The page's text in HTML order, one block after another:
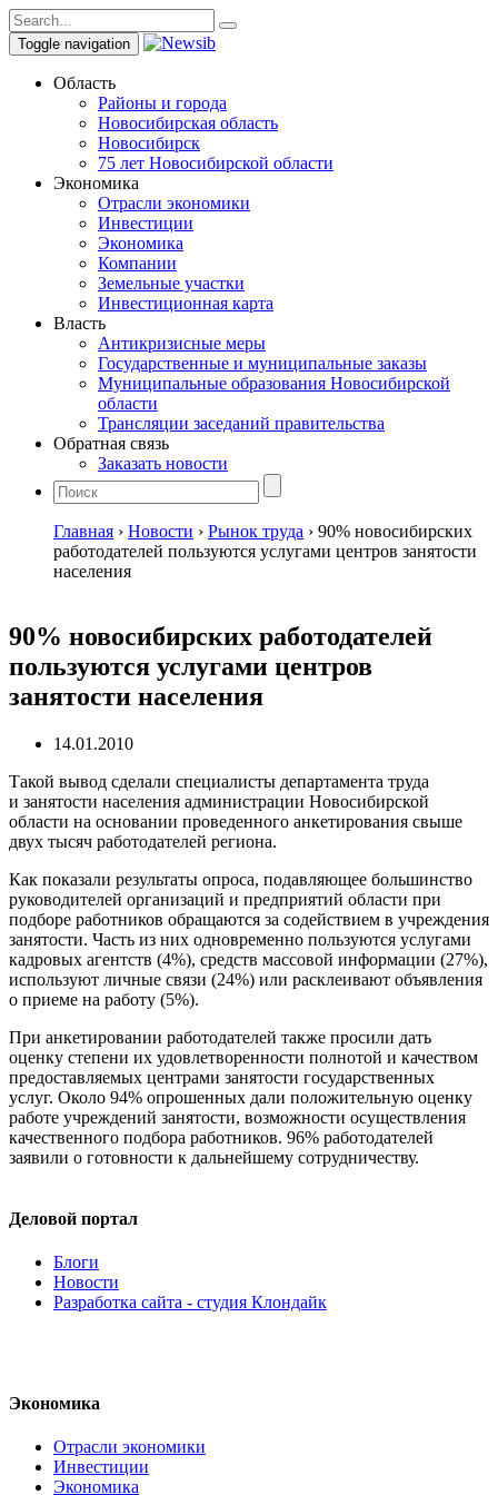
Toggle navigation
Область
Районы и города
Новосибирская область
Новосибирск
75 лет Новосибирской области
Экономика
Отрасли экономики
Инвестиции
Экономика
Компании
Земельные участки
Инвестиционная карта
Власть
Антикризисные меры
Государственные и муниципальные заказы
Муниципальные образования Новосибирской
области
Трансляции заседаний правительства
Обратная связь
Заказать новости
Главная › Новости › Рынок труда › 90% новосибирских
работодателей пользуются услугами центров занятости
населения
90% новосибирских работодателей
пользуются услугами центров
занятости населения
14.01.2010
Такой вывод сделали специалисты департамента труда
и занятости населения администрации Новосибирской
области на основании проведенного анкетирования свыше
двух тысяч работодателей региона.
Как показали результаты опроса, подавляющее большинство
руководителей организаций и предприятий области при
подборе работников обращаются за содействием в учреждения
занятости. Часть из них одновременно пользуются услугами
кадровых агентств (4%), средств массовой информации (27%),
используют личные связи (24%) или расклеивают объявления
о приеме на работу (5%).
При анкетировании работодателей также просили дать
оценку степени их удовлетворенности полнотой и качеством
предоставляемых центрами занятости государственных
услуг. Около 94% опрошенных дали положительную оценку
работе учреждений занятости, возможности осуществления
качественного подбора работников. 96% работодателей
заявили о готовности к дальнейшему сотрудничеству.
Деловой портал
Блоги
Новости
Разработка сайта - студия Клондайк
Экономика
Отрасли экономики
Инвестиции
Экономика